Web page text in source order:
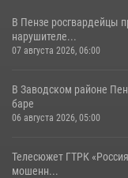
В Пензе росгвардейцы
нарушителе...
07 августа 2026, 06:00
В Заводском районе
баре
06 августа 2026, 05:00
Телесюжет ГТРК
мошенн...